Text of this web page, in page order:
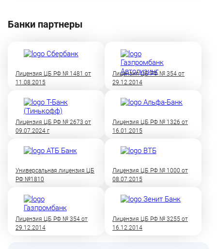
Банки партнеры
Лицензия ЦБ РФ № 1481 от
11.08.2015
Лицензия ЦБ РФ № 354 от
29.12.2014
Лицензия ЦБ РФ № 2673 от
09.07.2024 г
Лицензия ЦБ РФ № 1326 от
16.01.2015
Универсальная лицензия ЦБ
РФ №1810
Лицензия ЦБ РФ № 1000 от
08.07.2015
Лицензия ЦБ РФ № 354 от
29.12.2014
Лицензия ЦБ РФ № 3255 от
16.12.2014